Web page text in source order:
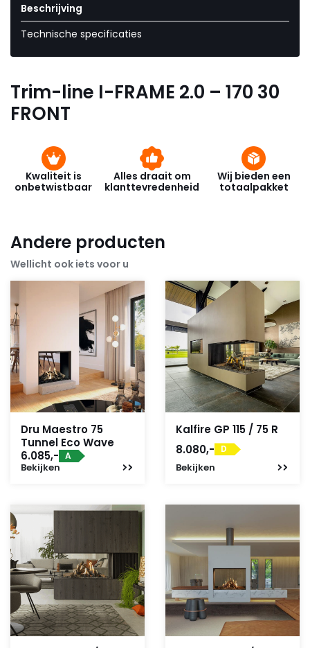
Beschrijving
Technische specificaties
Trim-line I-FRAME 2.0 – 170 30
FRONT
Kwaliteit is
onbetwistbaar
Alles draait om
klanttevredenheid
Wij bieden een
totaalpakket
Andere producten
Wellicht ook iets voor u
Dru Maestro 75
Tunnel Eco Wave
6.085,- A
Bekijken
Kalfire GP 115 / 75 R
8.080,-
D
Bekijken